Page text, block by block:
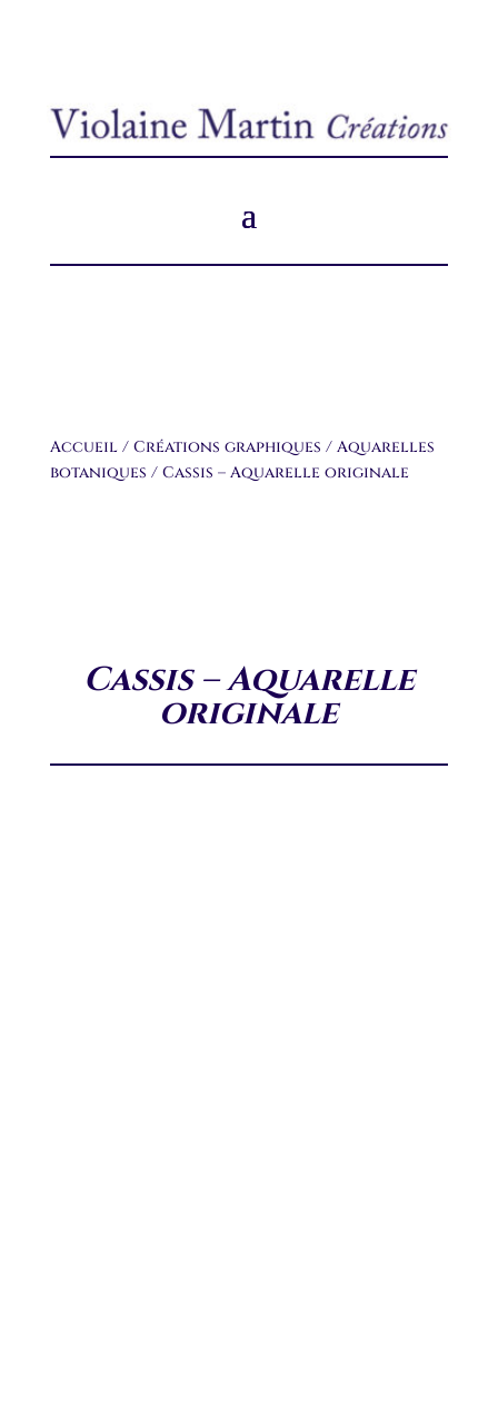
Accueil/ Créations graphiques / Aquarelles
botaniques / Cassis – Aquarelle originale
Cassis – Aquarelle
originale